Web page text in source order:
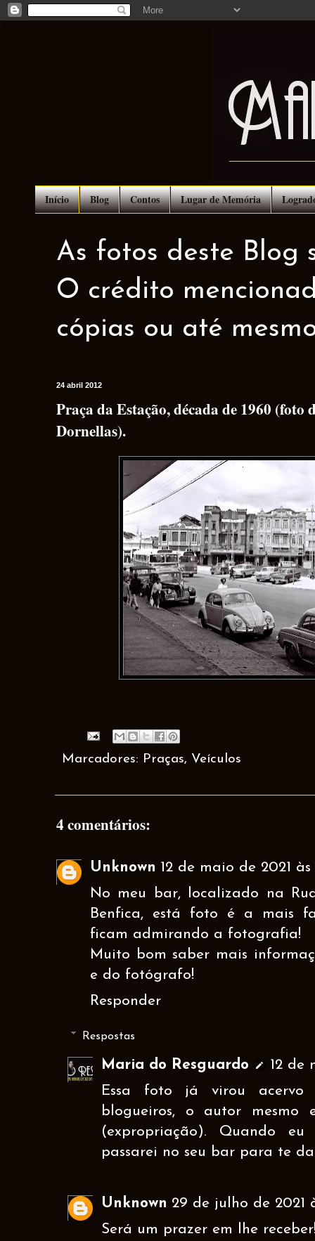
Início Blog Contos Lugar de Memória
As fotos deste Blog
O crédito
cópias ou até
24 abril 2012
Praça da Estação, década de 1960 (foto
Dornellas).
Marcadores: Praças, Veículos
4 comentários:
Unknown 12 de maio de 2021 às
No meu bar, localizado na
Benfica, está foto é a mais
ficam admirando a fotografia!
Muito bom saber mais
e do fotógrafo!
Responder
Respostas
Maria do Resguardo
12 de
Essa foto já virou
blogueiros, o autor mesmo
(expropriação). Quando
passarei no seu bar para te
Unknown 29 de julho de 2021
Será um prazer em lhe